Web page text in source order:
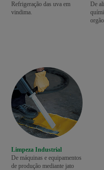
Refrigeração das uva em
vindima.
De
Limpeza Industrial
De máquinas e equipamentos
de produção mediante jato